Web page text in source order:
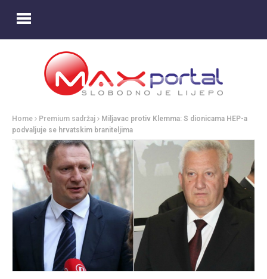
Home Premium sadržaj
Miljavac protiv Klemma: S dionicama HEP-a
podvaljuje se hrvatskim braniteljima